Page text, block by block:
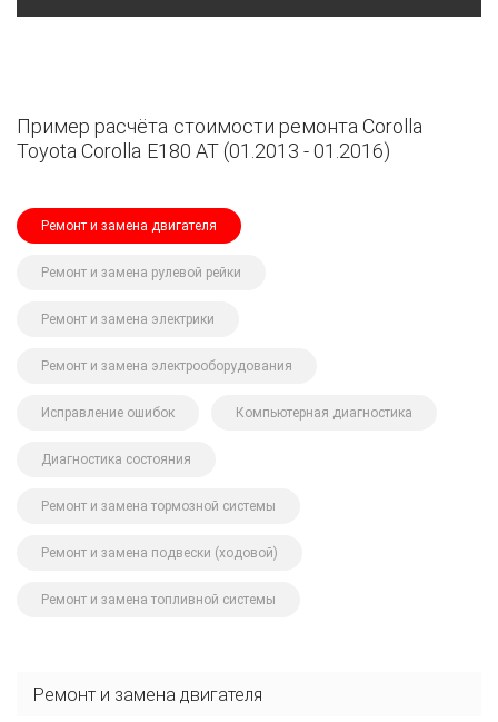
Пример расчёта стоимости ремонта Corolla
Toyota Corolla E180 AT (01.2013 - 01.2016)
Ремонт и замена двигателя
Ремонт и замена рулевой рейки
Ремонт и замена электрики
Ремонт и замена электрооборудования
Исправление ошибок Компьютерная диагностика
Диагностика состояния
Ремонт и замена тормозной системы
Ремонт и замена подвески (ходовой)
Ремонт и замена топливной системы
Ремонт и замена двигателя